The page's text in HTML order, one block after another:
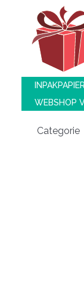
INPAKPAPIER
WEBSHOP
Categorie